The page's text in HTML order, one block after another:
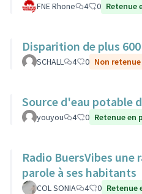
FNE Rhone 4 0 Retenue
Disparition de plus
SCHALL 4 0 Non
Source d'eau potable
youyou 4 0 Retenue en
Radio BuersVibes une
parole à ses habitants
COL SONIA 4 0 Retenue